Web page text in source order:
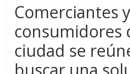
Comerciantes y
consumidores
ciudad se
buscar una